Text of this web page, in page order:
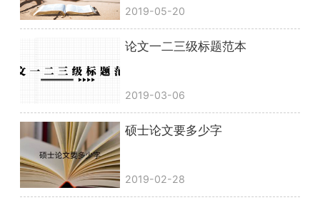
2019-05-20
论文一二三级标题范本
2019-03-06
硕士论文要多少字
2019-02-28